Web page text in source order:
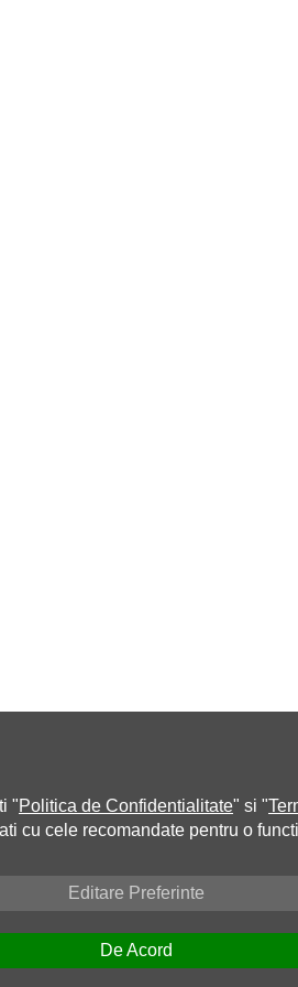
"Politica de Confidentialitate" si "
cu cele recomandate pentru o
Editare Preferinte
De Acord